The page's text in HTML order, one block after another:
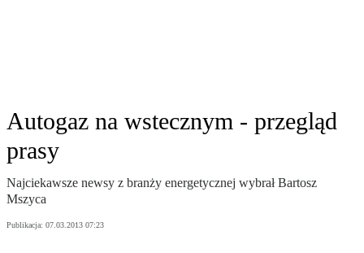
Autogaz na wstecznym - przegląd
prasy
Najciekawsze newsy z branży energetycznej wybrał Bartosz
Mszyca
Publikacja: 07.03.2013 07:23